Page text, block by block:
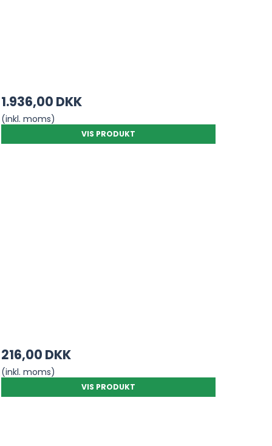
1.936,00 DKK
(inkl. moms)
VIS PRODUKT
216,00 DKK
(inkl. moms)
VIS PRODUKT